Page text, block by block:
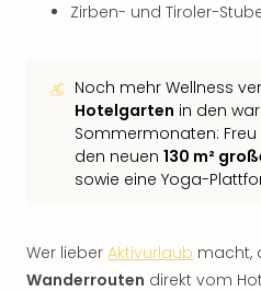
Zirben- und Tiroler-
Noch mehr Wellness
Hotelgarten in den
Sommermonaten:
den neuen 130 m²
sowie eine Yoga-
Wer lieber Aktivurlaub macht,
Wanderrouten direkt vom